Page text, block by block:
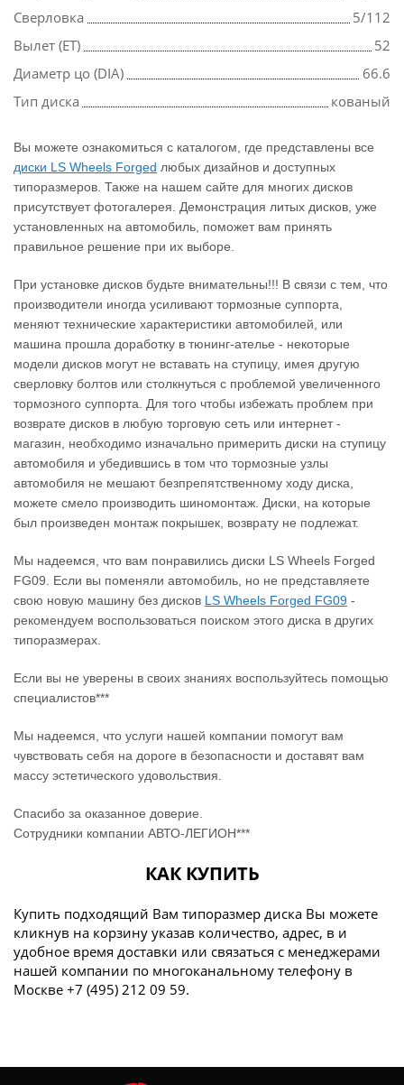
Сверловка
5/112
Вылет (ET)
52
Диаметр цо (DIA)
66.6
Тип диска
кованый
Вы можете ознакомиться с каталогом, где представлены все
диски LS Wheels Forged любых дизайнов и доступных
типоразмеров. Также на нашем сайте для многих дисков
присутствует фотогалерея. Демонстрация литых дисков, уже
установленных на автомобиль, поможет вам принять
правильное решение при их выборе.
При установке дисков будьте внимательны!!! В связи с тем, что
производители иногда усиливают тормозные суппорта,
меняют технические характеристики автомобилей, или
машина прошла доработку в тюнинг-ателье - некоторые
модели дисков могут не вставать на ступицу, имея другую
сверловку болтов или столкнуться с проблемой увеличенного
тормозного суппорта. Для того чтобы избежать проблем при
возврате дисков в любую торговую сеть или интернет -
магазин, необходимо изначально примерить диски на ступицу
автомобиля и убедившись в том что тормозные узлы
автомобиля не мешают безпрепятственному ходу диска,
можете смело производить шиномонтаж. Диски, на которые
был произведен монтаж покрышек, возврату не подлежат.
Мы надеемся, что вам понравились диски LS Wheels Forged
FG09. Если вы поменяли автомобиль, но не представляете
свою новую машину без дисков LS Wheels Forged FG09 ‐
рекомендуем воспользоваться поиском этого диска в других
типоразмерах.
Если вы не уверены в своих знаниях воспользуйтесь помощью
специалистов***
Мы надеемся, что услуги нашей компании помогут вам
чувствовать себя на дороге в безопасности и доставят вам
массу эстетического удовольствия.
Спасибо за оказанное доверие.
Сотрудники компании АВТО-ЛЕГИОН***
КАК КУПИТЬ
Купить подходящий Вам типоразмер диска Вы можете
кликнув на корзину указав количество, адрес, в и
удобное время доставки или связаться с менеджерами
нашей компании по многоканальному телефону в
Москве +7 (495) 212 09 59.